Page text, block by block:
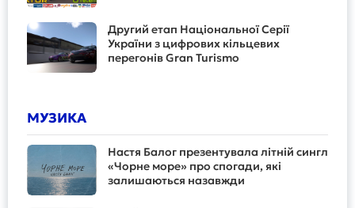
Другий етап Національної Серії
України з цифрових кільцевих
перегонів Gran Turismo
МУЗИКА
Настя Балог презентувала літній сингл
«Чорне море» про спогади, які
залишаються назавжди